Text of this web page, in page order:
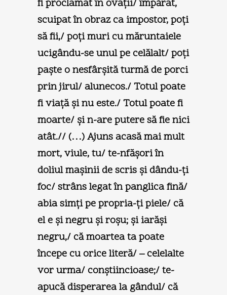
fi proclamat în ovaţii/ împărat,
scuipat în obraz ca impostor, poţi
să fii,/ poţi muri cu măruntaiele
ucigându-se unul pe celălalt/ poţi
paşte o nesfârşită turmă de porci
prin jirul/ alunecos./ Totul poate
fi viaţă şi nu este./ Totul poate fi
moarte/ şi n-are putere să fie nici
atât.// (…) Ajuns acasă mai mult
mort, viule, tu/ te-nfăşori în
doliul maşinii de scris şi dându-ţi
foc/ strâns legat în panglica fină/
abia simţi pe propria-ţi piele/ că
el e şi negru şi roşu; şi iarăşi
negru,/ că moartea ta poate
începe cu orice literă/ – celelalte
vor urma/ conştiincioase;/ te-
apucă disperarea la gândul/ că